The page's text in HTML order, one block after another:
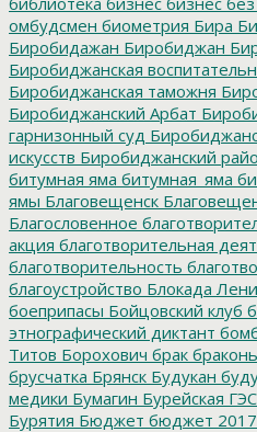
омбудсмен биометрия Бира
Биробидажан Биробиджан
Биробиджанская
Биробиджанская таможня
Биробиджанский Арбат
гарнизонный суд
искусств Биробиджанский
битумная яма битумная_яма
ямы Благовещенск
Благословенное
акция благотворительная
благотворительность
благоустройство Блокада
боеприпасы Бойцовский клуб
этнографический диктант
Титов Борохович брак
брусчатка Брянск Будукан
медики Бумагин Бурейская ГЭС
Бурятия Бюджет бюджет 2017